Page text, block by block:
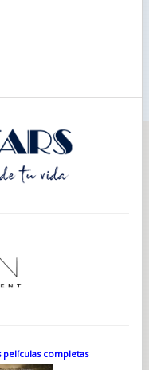
películas completas